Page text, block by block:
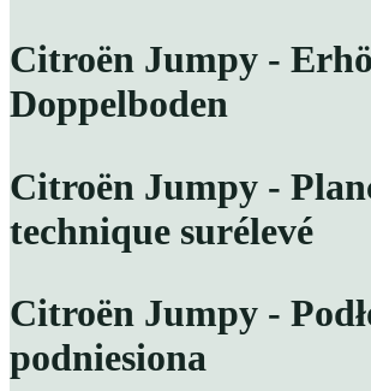
Citroën Jumpy -
Doppelboden
Citroën Jumpy -
technique surélevé
Citroën Jumpy -
podniesiona